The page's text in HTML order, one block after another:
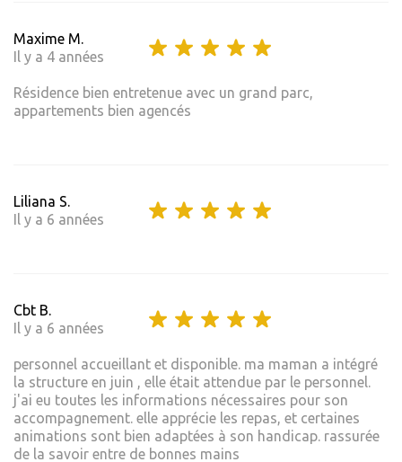
Maxime M.
Il y a 4 années
Résidence bien entretenue avec un grand parc,
appartements bien agencés
Liliana S.
Il y a 6 années
Cbt B.
Il y a 6 années
personnel accueillant et disponible. ma maman a intégré
la structure en juin , elle était attendue par le personnel.
j'ai eu toutes les informations nécessaires pour son
accompagnement. elle apprécie les repas, et certaines
animations sont bien adaptées à son handicap. rassurée
de la savoir entre de bonnes mains